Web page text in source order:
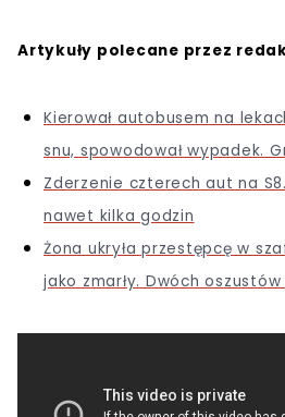
Artykuły polecane przez
Kierował autobusem na
snu, spowodował wypadek.
Zderzenie czterech aut na
nawet kilka godzin
Żona ukryła przestępcę w
jako zmarły. Dwóch